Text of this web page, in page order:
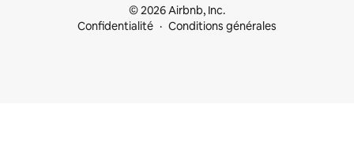
© 2026 Airbnb, Inc.
Confidentialité
Conditions générales